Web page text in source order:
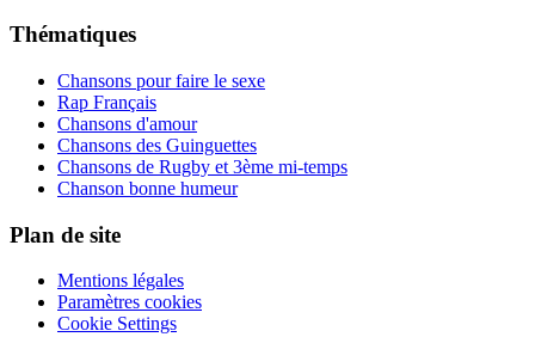
Thématiques
Chansons pour faire le sexe
Rap Français
Chansons d'amour
Chansons des Guinguettes
Chansons de Rugby et 3ème mi-temps
Chanson bonne humeur
Plan de site
Mentions légales
Paramètres cookies
Cookie Settings